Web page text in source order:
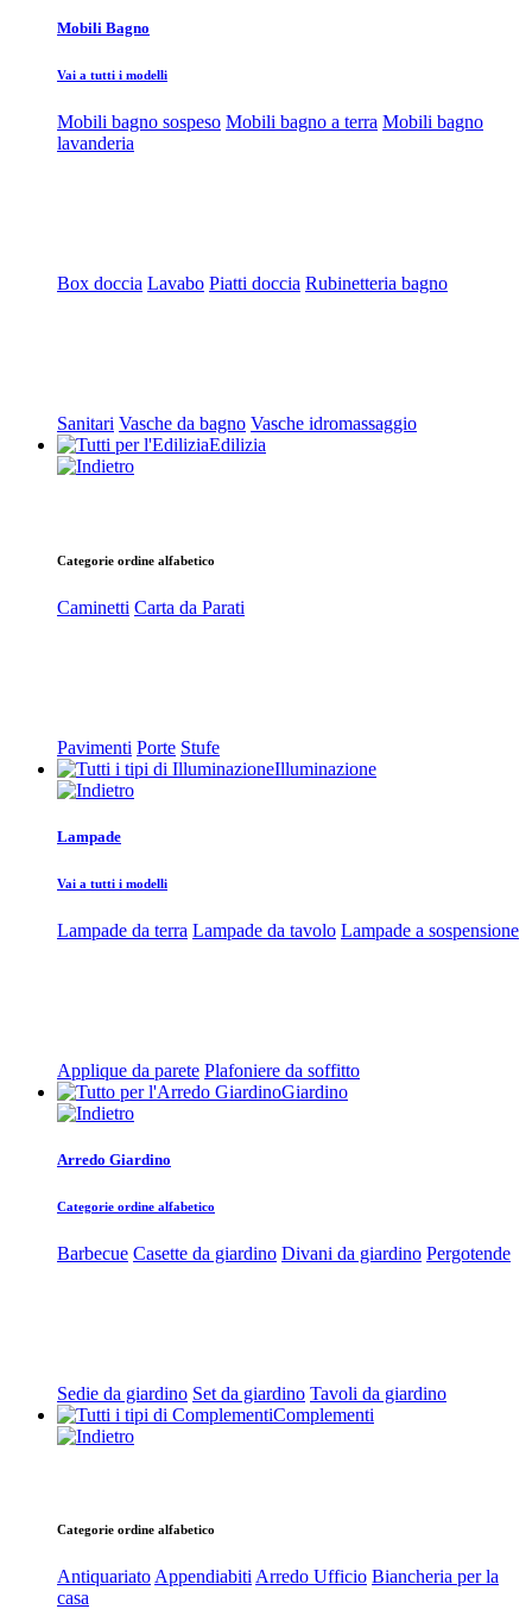
Mobili Bagno
Vai a tutti i modelli
Mobili bagno sospeso Mobili bagno a terra Mobili bagno
lavanderia
Box doccia Lavabo Piatti doccia Rubinetteria bagno
Sanitari Vasche da bagno Vasche idromassaggio
Edilizia
Categorie ordine alfabetico
Caminetti Carta da Parati
Pavimenti Porte Stufe
Illuminazione
Lampade
Vai a tutti i modelli
Lampade da terra Lampade da tavolo Lampade a sospensione
Applique da parete Plafoniere da soffitto
Giardino
Arredo Giardino
Categorie ordine alfabetico
Barbecue Casette da giardino Divani da giardino Pergotende
Sedie da giardino Set da giardino Tavoli da giardino
Complementi
Categorie ordine alfabetico
Antiquariato Appendiabiti Arredo Ufficio Biancheria per la
casa